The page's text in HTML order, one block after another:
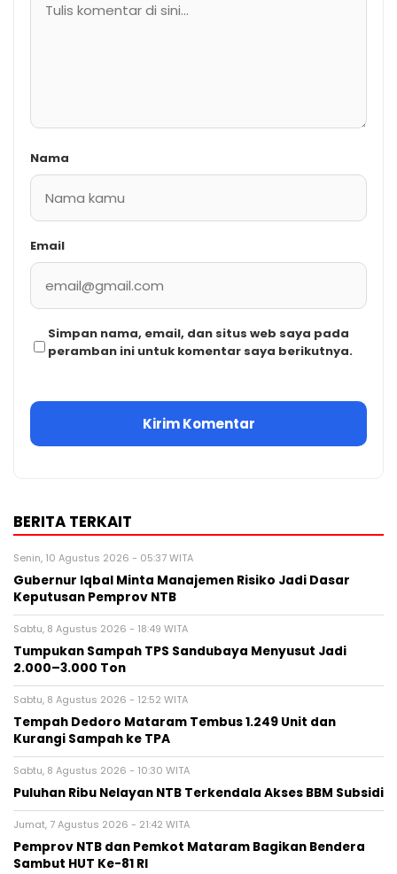
Nama
Email
Simpan nama, email, dan situs web saya pada
peramban ini untuk komentar saya berikutnya.
BERITA TERKAIT
Senin, 10 Agustus 2026 - 05:37 WITA
Gubernur Iqbal Minta Manajemen Risiko Jadi Dasar
Keputusan Pemprov NTB
Sabtu, 8 Agustus 2026 - 18:49 WITA
Tumpukan Sampah TPS Sandubaya Menyusut Jadi
2.000–3.000 Ton
Sabtu, 8 Agustus 2026 - 12:52 WITA
Tempah Dedoro Mataram Tembus 1.249 Unit dan
Kurangi Sampah ke TPA
Sabtu, 8 Agustus 2026 - 10:30 WITA
Puluhan Ribu Nelayan NTB Terkendala Akses BBM Subsidi
Jumat, 7 Agustus 2026 - 21:42 WITA
Pemprov NTB dan Pemkot Mataram Bagikan Bendera
Sambut HUT Ke-81 RI